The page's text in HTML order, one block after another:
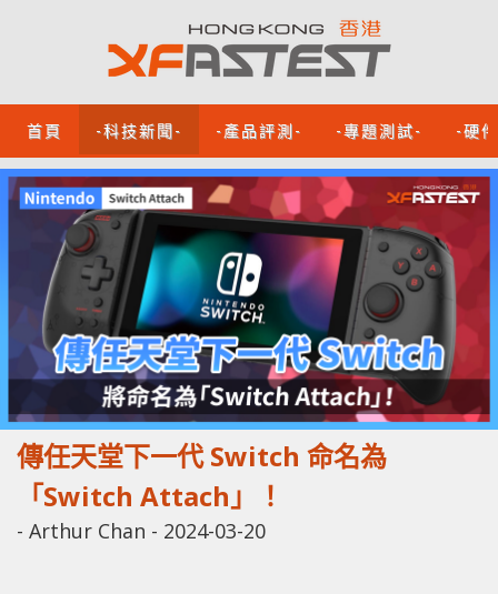
首頁 -科技新聞- -產品評測- -專題測試- -硬
傳任天堂下一代 Switch 命名為
「Switch Attach」！
- Arthur Chan - 2024-03-20